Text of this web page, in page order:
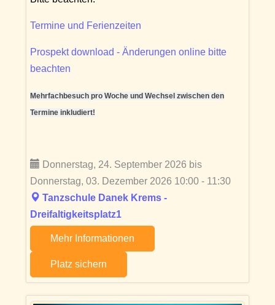
Termine und Ferienzeiten
Prospekt download - Änderungen online bitte
beachten
Mehrfachbesuch pro Woche und Wechsel zwischen den
Termine inkludiert!
Donnerstag, 24. September 2026 bis
Donnerstag, 03. Dezember 2026 10:00 - 11:30
Tanzschule Danek Krems -
Dreifaltigkeitsplatz1
Mehr Informationen
Platz sichern